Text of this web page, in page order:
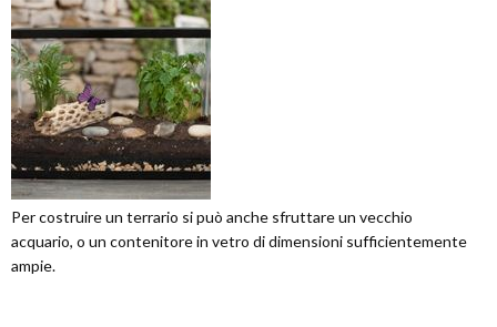
Per costruire un terrario si può anche sfruttare un vecchio
acquario, o un contenitore in vetro di dimensioni sufficientemente
ampie.